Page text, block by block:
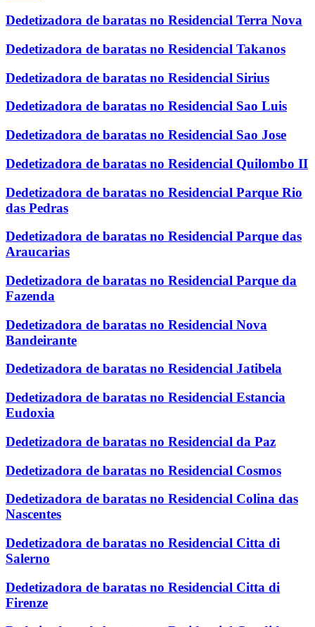
Dedetizadora de baratas no Residencial Terra Nova
Dedetizadora de baratas no Residencial Takanos
Dedetizadora de baratas no Residencial Sirius
Dedetizadora de baratas no Residencial Sao Luis
Dedetizadora de baratas no Residencial Sao Jose
Dedetizadora de baratas no Residencial Quilombo II
Dedetizadora de baratas no Residencial Parque Rio
das Pedras
Dedetizadora de baratas no Residencial Parque das
Araucarias
Dedetizadora de baratas no Residencial Parque da
Fazenda
Dedetizadora de baratas no Residencial Nova
Bandeirante
Dedetizadora de baratas no Residencial Jatibela
Dedetizadora de baratas no Residencial Estancia
Eudoxia
Dedetizadora de baratas no Residencial da Paz
Dedetizadora de baratas no Residencial Cosmos
Dedetizadora de baratas no Residencial Colina das
Nascentes
Dedetizadora de baratas no Residencial Citta di
Salerno
Dedetizadora de baratas no Residencial Citta di
Firenze